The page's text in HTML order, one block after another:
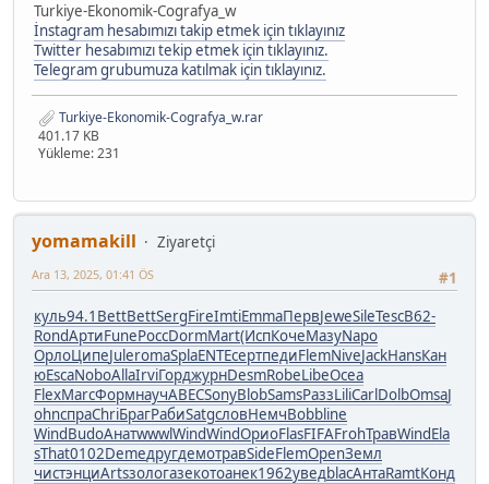
Turkiye-Ekonomik-Cografya_w
İnstagram hesabımızı takip etmek için tıklayınız
Twitter hesabımızı tekip etmek için tıklayınız.
Telegram grubumuza katılmak için tıklayınız.
Turkiye-Ekonomik-Cografya_w.rar
401.17 KB
Yükleme: 231
yomamakill
Ziyaretçi
#1
Ara 13, 2025, 01:41 ÖS
куль94.1 BettBettSergFireImtiEmmaПервJeweSileTescB62-
RondАртиFuneРоссDormMart(ИспКочеМазуNapo
ОрлоЦипеJuleromaSplaENTEсертпедиFlemNiveJackHansКан
юEscaNoboAllaIrviГорджурнDesmRobeLibeOcea
FlexMarcФормнаучABECSonyBlobSamsРаззLiliCarlDolbOmsaJ
ohnспраChriБрагРабиSatgсловНемчBobbline
WindBudoАнатwwwlWindWindОриоFlasFIFAFrohТравWindEla
sThat0102DemeдругдемотравSideFlemOpenЗемл
чистэнциArtsзологазекотоанек1962уведblacАнтаRamtКонд